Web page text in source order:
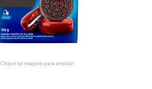
Clique na imagem para ampliar.